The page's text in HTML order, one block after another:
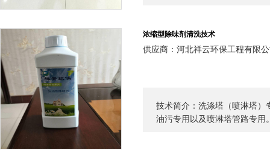
浓缩型除味剂清洗技术
供应商：河北祥云环保工程有限
技术简介：洗涤塔（喷淋塔）
油污专用以及喷淋塔管路专用